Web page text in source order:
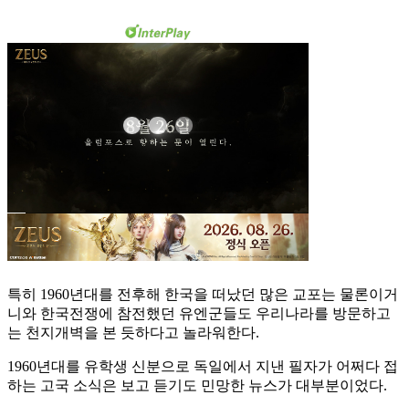
특히 1960년대를 전후해 한국을 떠났던 많은 교포는 물론이거
니와 한국전쟁에 참전했던 유엔군들도 우리나라를 방문하고
는 천지개벽을 본 듯하다고 놀라워한다.
1960년대를 유학생 신분으로 독일에서 지낸 필자가 어쩌다 접
하는 고국 소식은 보고 듣기도 민망한 뉴스가 대부분이었다.